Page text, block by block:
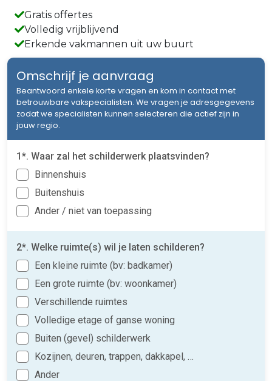
Gratis offertes
Volledig vrijblijvend
Erkende vakmannen uit uw buurt
Omschrijf je aanvraag
Beantwoord enkele korte vragen en kom in contact met
betrouwbare vakspecialisten. We vragen je adresgegevens
zodat we specialisten kunnen selecteren die actief zijn in
jouw regio.
1*. Waar zal het schilderwerk plaatsvinden?
Binnenshuis
Buitenshuis
Ander / niet van toepassing
2*. Welke ruimte(s) wil je laten schilderen?
Een kleine ruimte (bv: badkamer)
Een grote ruimte (bv: woonkamer)
Verschillende ruimtes
Volledige etage of ganse woning
Buiten (gevel) schilderwerk
Kozijnen, deuren, trappen, dakkapel, …
Ander